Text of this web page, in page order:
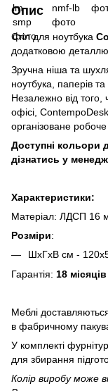
Опис
Стіл для ноутбука
додатковою деталлю
Зручна ніша та
ноутбука, паперів
Незалежно від того,
офісі,
організоване
Доступні кольори
дізнатись у
Характеристики:
Матеріал: ЛДСП 16
Розміри:
ШхГхВ см -
Гарантія: 18 місяців
Меблі
в фабричному
У комплекті
для збирання
Колір виробу може